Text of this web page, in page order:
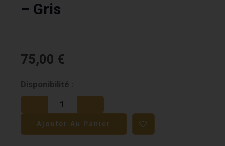
– Gris
75,00 €
Disponibilité :
quantité
de
Housse
guitare
Ajouter Au Panier